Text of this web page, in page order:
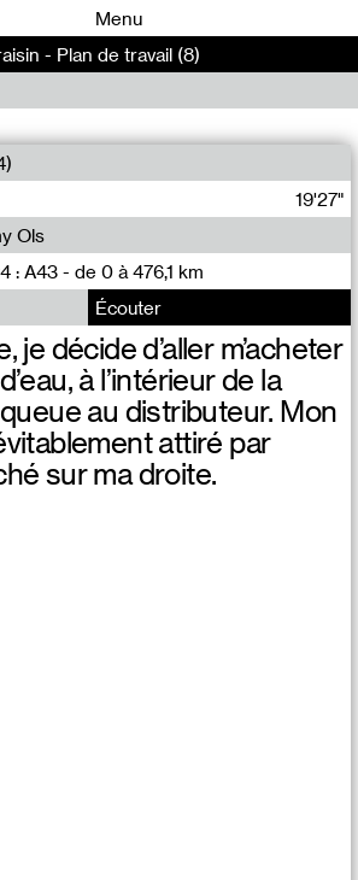
Menu
- Plan de travail (8)
19'27"
: A43 - de 0 à 476,1 km
Ols
Écouter
je décide d’aller m’acheter
à l’intérieur de la
queue au distributeur. Mon
attiré par
sur ma droite.
00
00